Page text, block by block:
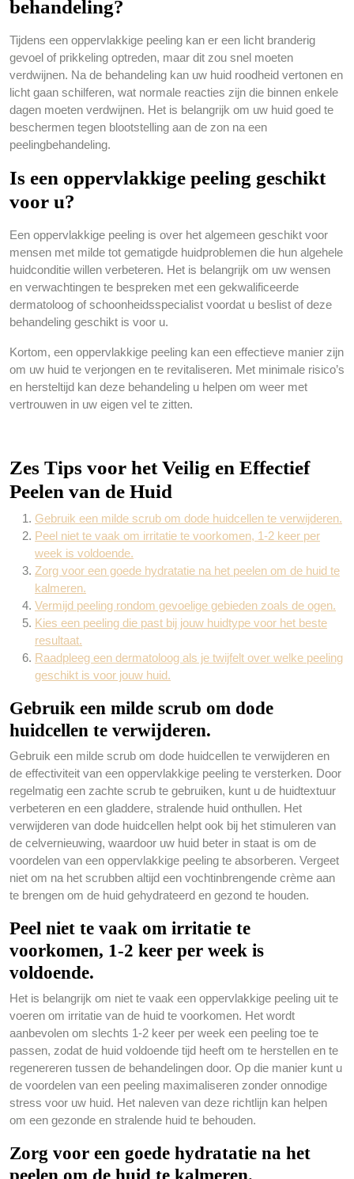
behandeling?
Tijdens een oppervlakkige peeling kan er een licht branderig
gevoel of prikkeling optreden, maar dit zou snel moeten
verdwijnen. Na de behandeling kan uw huid roodheid vertonen en
licht gaan schilferen, wat normale reacties zijn die binnen enkele
dagen moeten verdwijnen. Het is belangrijk om uw huid goed te
beschermen tegen blootstelling aan de zon na een
peelingbehandeling.
Is een oppervlakkige peeling geschikt
voor u?
Een oppervlakkige peeling is over het algemeen geschikt voor
mensen met milde tot gematigde huidproblemen die hun algehele
huidconditie willen verbeteren. Het is belangrijk om uw wensen
en verwachtingen te bespreken met een gekwalificeerde
dermatoloog of schoonheidsspecialist voordat u beslist of deze
behandeling geschikt is voor u.
Kortom, een oppervlakkige peeling kan een effectieve manier zijn
om uw huid te verjongen en te revitaliseren. Met minimale risico’s
en hersteltijd kan deze behandeling u helpen om weer met
vertrouwen in uw eigen vel te zitten.
Zes Tips voor het Veilig en Effectief
Peelen van de Huid
Gebruik een milde scrub om dode huidcellen te verwijderen.
Peel niet te vaak om irritatie te voorkomen, 1-2 keer per
week is voldoende.
Zorg voor een goede hydratatie na het peelen om de huid te
kalmeren.
Vermijd peeling rondom gevoelige gebieden zoals de ogen.
Kies een peeling die past bij jouw huidtype voor het beste
resultaat.
Raadpleeg een dermatoloog als je twijfelt over welke peeling
geschikt is voor jouw huid.
Gebruik een milde scrub om dode
huidcellen te verwijderen.
Gebruik een milde scrub om dode huidcellen te verwijderen en
de effectiviteit van een oppervlakkige peeling te versterken. Door
regelmatig een zachte scrub te gebruiken, kunt u de huidtextuur
verbeteren en een gladdere, stralende huid onthullen. Het
verwijderen van dode huidcellen helpt ook bij het stimuleren van
de celvernieuwing, waardoor uw huid beter in staat is om de
voordelen van een oppervlakkige peeling te absorberen. Vergeet
niet om na het scrubben altijd een vochtinbrengende crème aan
te brengen om de huid gehydrateerd en gezond te houden.
Peel niet te vaak om irritatie te
voorkomen, 1-2 keer per week is
voldoende.
Het is belangrijk om niet te vaak een oppervlakkige peeling uit te
voeren om irritatie van de huid te voorkomen. Het wordt
aanbevolen om slechts 1-2 keer per week een peeling toe te
passen, zodat de huid voldoende tijd heeft om te herstellen en te
regenereren tussen de behandelingen door. Op die manier kunt u
de voordelen van een peeling maximaliseren zonder onnodige
stress voor uw huid. Het naleven van deze richtlijn kan helpen
om een gezonde en stralende huid te behouden.
Zorg voor een goede hydratatie na het